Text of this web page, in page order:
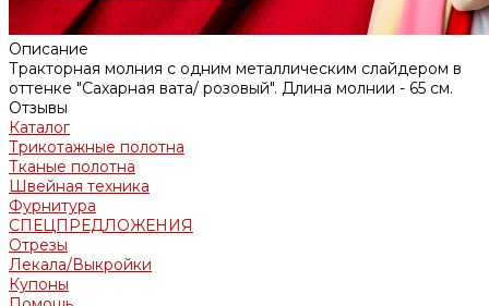
Описание
Тракторная молния с одним металлическим слайдером в
оттенке "Сахарная вата/ розовый". Длина молнии - 65 см.
Отзывы
Каталог
Трикотажные полотна
Тканые полотна
Швейная техника
Фурнитура
СПЕЦПРЕДЛОЖЕНИЯ
Отрезы
Лекала/Выкройки
Купоны